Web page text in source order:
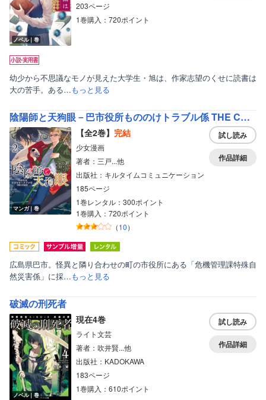
ノベル｜巻
203ページ
1巻購入：720ポイント
幼少から不思議なモノが見えた大学生・旭は、作家志望のくせに読書は
大の苦手。ある…もっと見る
陰陽師と天狗眼－巴市役所もののけトラブル係 THE COMIC－【単行本】
マンガ｜巻
【全2巻】 完結
少女漫画
著者：三戸...他
出版社：キルタイムコミュニケーション
185ページ
1巻レンタル：300ポイント
1巻購入：720ポイント
（10）
試し読み
作品詳細
広島県巴市。怪異と隣り合わせの町の市役所にある「危機管理課特殊自
然災害係」に採…もっと見る
破滅の刑死者
ノベル｜巻
現在4巻
ライト文芸
著者：吹井賢...他
出版社：KADOKAWA
183ページ
1巻購入：610ポイント
試し読み
作品詳細